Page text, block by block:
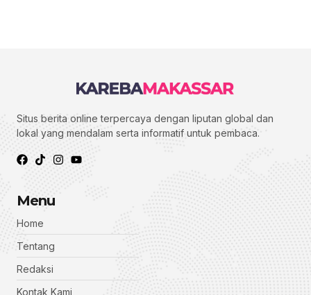
Situs berita online terpercaya dengan liputan global dan
lokal yang mendalam serta informatif untuk pembaca.
Menu
Home
Tentang
Redaksi
Kontak Kami